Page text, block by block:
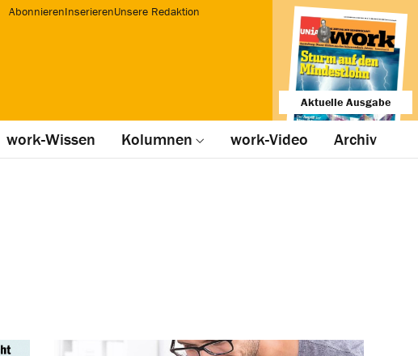
AbonnierenInserierenUnsere Redaktion
Aktuelle Ausgabe
work-Wissen Kolumnen work-Video Archiv